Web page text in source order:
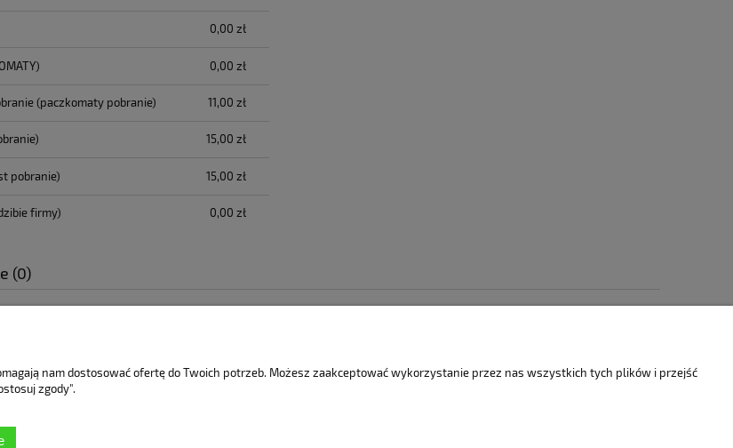
0,00 zł
0,00 zł
(paczkomaty pobranie) 11,00 zł
15,00 zł
pobranie) 15,00 zł
firmy) 0,00 zł
(0)
nam dostosować ofertę do Twoich potrzeb. Możesz zaakceptować wykorzystanie przez nas wszystkich tych plików i przejść
zgody".